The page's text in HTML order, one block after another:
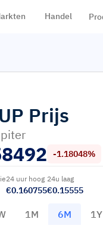
Handel
Prijs
-1.18048%
24 uur hoog
€0.160755
24u laag
€0.15555
1M 6M 1Y